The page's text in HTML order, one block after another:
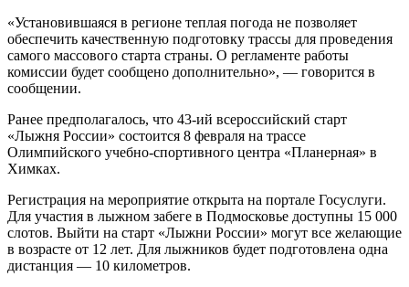
«Установившаяся в регионе теплая погода не позволяет
обеспечить качественную подготовку трассы для проведения
самого массового старта страны. О регламенте работы
комиссии будет сообщено дополнительно», — говорится в
сообщении.
Ранее предполагалось, что 43-ий всероссийский старт
«Лыжня России» состоится 8 февраля на трассе
Олимпийского учебно-спортивного центра «Планерная» в
Химках.
Регистрация на мероприятие открыта на портале Госуслуги.
Для участия в лыжном забеге в Подмосковье доступны 15 000
слотов. Выйти на старт «Лыжни России» могут все желающие
в возрасте от 12 лет. Для лыжников будет подготовлена одна
дистанция — 10 километров.